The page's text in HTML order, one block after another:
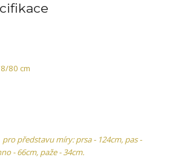
80 cm
představu míry: prsa - 124cm, pas -
- 66cm, paže - 34cm.